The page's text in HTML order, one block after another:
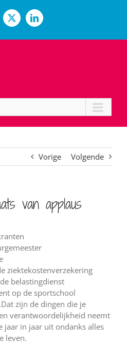
X LinkedIn
Vorige Volgende
van applaus
ziektekostenverzekering
belastingdienst
op de sportschool
zijn de dingen die je
verantwoordelijkheid neemt
jaar in jaar uit ondanks alles
leven.